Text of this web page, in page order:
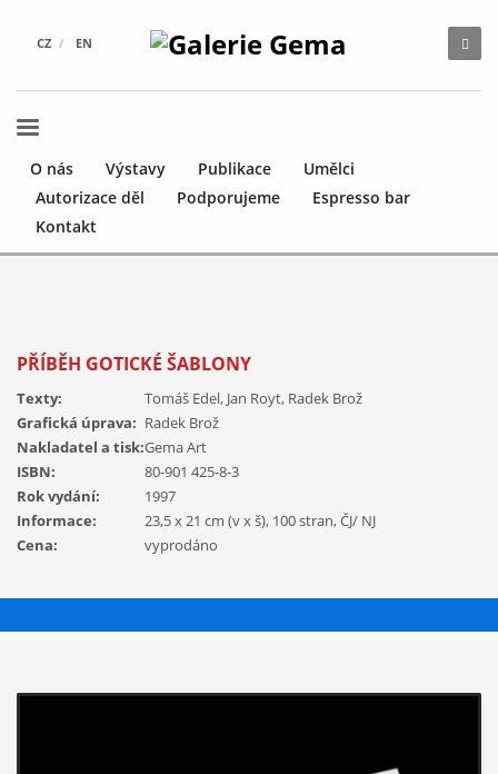
CZ EN
O nás Výstavy Publikace
Umělci
Autorizace děl
Podporujeme
Espresso bar
Kontakt
PŘÍBĚH GOTICKÉ ŠABLONY
Texty:
Tomáš Edel, Jan Royt, Radek Brož
Grafická úprava: Radek Brož
Nakladatel a tisk:Gema Art
ISBN:
80-901 425-8-3
Rok vydání:
1997
Informace:
23,5 x 21 cm (v x š), 100 stran, ČJ/ NJ
Cena:
vyprodáno